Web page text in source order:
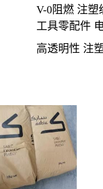
V-0阻燃 注
工具零配件
高透明性 注